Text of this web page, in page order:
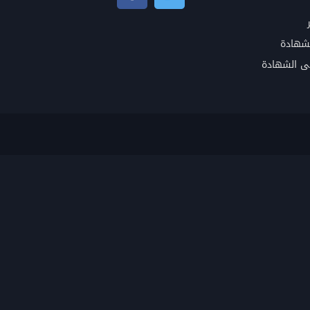
الشهادة